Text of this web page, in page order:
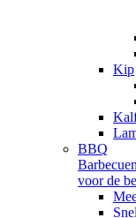
Kip
BBQ
voor de